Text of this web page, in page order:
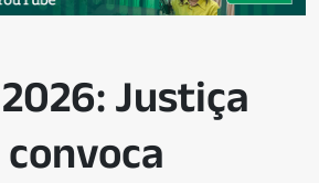
Justiça